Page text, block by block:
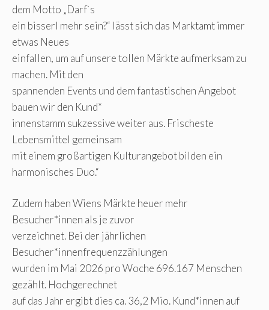
dem Motto „Darf`s
ein bisserl mehr sein?“ lässt sich das Marktamt immer
etwas Neues
einfallen, um auf unsere tollen Märkte aufmerksam zu
machen. Mit den
spannenden Events und dem fantastischen Angebot
bauen wir den Kund*
innenstamm sukzessive weiter aus. Frischeste
Lebensmittel gemeinsam
mit einem großartigen Kulturangebot bilden ein
harmonisches Duo.“
Zudem haben Wiens Märkte heuer mehr
Besucher*innen als je zuvor
verzeichnet. Bei der jährlichen
Besucher*innenfrequenzzählungen
wurden im Mai 2026 pro Woche 696.167 Menschen
gezählt. Hochgerechnet
auf das Jahr ergibt dies ca. 36,2 Mio. Kund*innen auf